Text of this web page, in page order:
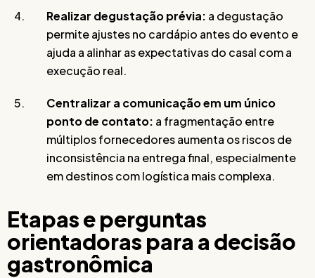
Realizar degustação prévia: a degustação
permite ajustes no cardápio antes do evento e
ajuda a alinhar as expectativas do casal com a
execução real.
Centralizar a comunicação em um único
ponto de contato: a fragmentação entre
múltiplos fornecedores aumenta os riscos de
inconsistência na entrega final, especialmente
em destinos com logística mais complexa.
Etapas e perguntas
orientadoras para a decisão
gastronômica